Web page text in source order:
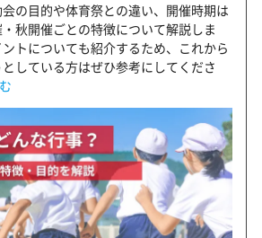
の目的や体育祭との違い、開催時期は
秋開催ごとの特徴について解説しま
トについても紹介するため、これから
している方はぜひ参考にしてくださ